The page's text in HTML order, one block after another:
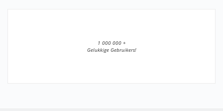
1 000 000 +
Gelukkige Gebruikers!